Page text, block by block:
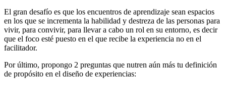
El gran desafío es que los encuentros de aprendizaje sean espacios
en los que se incrementa la habilidad y destreza de las personas para
vivir, para convivir, para llevar a cabo un rol en su entorno, es decir
que el foco esté puesto en el que recibe la experiencia no en el
facilitador.
Por último, propongo 2 preguntas que nutren aún más tu definición
de propósito en el diseño de experiencias: